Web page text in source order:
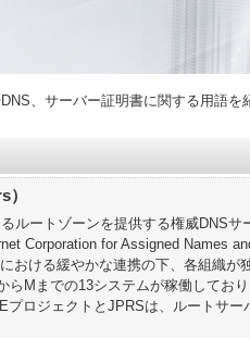
、サーバー証明書に関する用語を
ルートゾーンを提供する権威DNS
Corporation for Assigned Names
おける緩やかな連携の下、各組織が
らMまでの13システムが稼働してお
プロジェクトとJPRSは、ルートサ